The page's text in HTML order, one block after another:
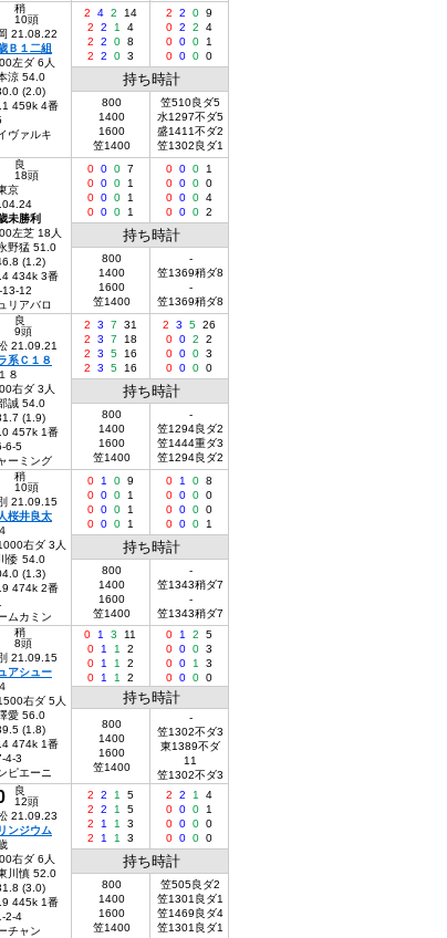
稍
10頭
21.08.22
Ｂ１二組
左ダ 6人
涼 54.0
(2.0)
459k 4番
ヴァルキ
2 4 2
14
2
2 1
4
2
2 0 8
2
2 0 3
2 2 0 9
0 2 2
4
0 0 0
1
0 0 0 0
持ち時計
800
1400
1600
笠1400
笠510良ダ5
水1297不ダ5
盛1411不ダ2
笠1302良ダ1
良
18頭
京
未勝利
左芝 18人
野猛 51.0
(1.2)
434k 3番
13-12
リアバロ
0 0 0 7
0 0 0
1
0 0 0
1
0 0 0 1
0 0 0
1
0 0 0 0
0 0 0 4
0 0 0 2
持ち時計
800
1400
1600
笠1400
-
笠1369稍ダ8
-
笠1369稍ダ8
良
9頭
21.09.21
系Ｃ１８
８
右ダ 3人
誠 54.0
(1.9)
457k 1番
6-5
ーミング
2 3 7
31
2
3 7
18
2
3 5
16
2
3 5 16
2 3 5 26
0 0 2
2
0 0 0 3
0 0 0 0
持ち時計
800
1400
1600
笠1400
-
笠1294良ダ2
笠1444重ダ3
笠1294良ダ2
稍
10頭
21.09.15
桜井良太
右ダ 3人
倭 54.0
(1.3)
474k 2番
ムカミン
0 1 0 9
0 0 0
1
0 0 0
1
0 0 0 1
0 1 0 8
0 0 0 0
0 0 0 0
0 0 0 1
持ち時計
800
1400
1600
笠1400
-
笠1343稍ダ7
-
笠1343稍ダ7
稍
8頭
21.09.15
アシュー
右ダ 5人
愛 56.0
(1.8)
474k 1番
4-3
ピエーニ
0 1 3
11
0
1 1
2
0
1 1
2
0
1 1 2
0 1 2
5
0 0 0 3
0 0 1
3
0 0 0 0
持ち時計
800
1400
1600
笠1400
-
笠1302不ダ3
東1389不ダ
11
笠1302不ダ3
良
12頭
21.09.23
ンジウム
右ダ 6人
川慎 52.0
(3.0)
445k 1番
2-4
チャン
2 2 1
5
2
2 1
5
2
1 1
3
2
1 1 3
2 2 1
4
0 0 0
1
0 0 0 0
0 0 0 0
持ち時計
800
1400
1600
笠1400
笠505良ダ2
笠1301良ダ1
笠1469良ダ4
笠1301良ダ1